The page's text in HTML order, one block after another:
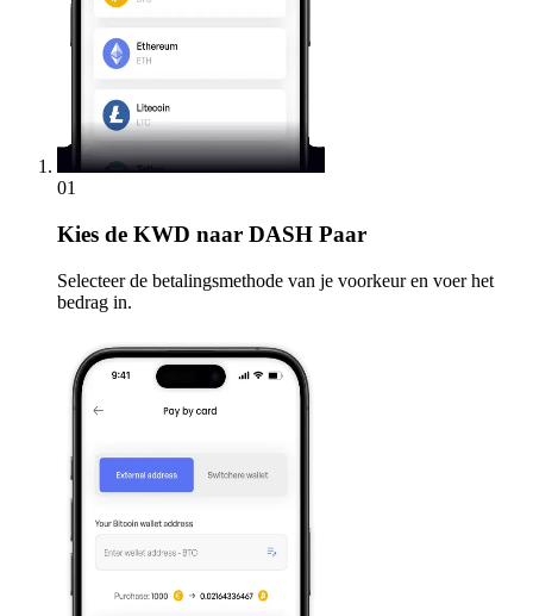
01
Kies de KWD naar DASH Paar
Selecteer de betalingsmethode van je voorkeur en voer het
bedrag in.